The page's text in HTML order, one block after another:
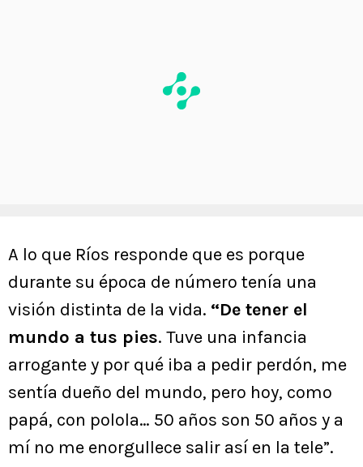
A lo que Ríos responde que es porque
durante su época de número tenía una
visión distinta de la vida. “De tener el
mundo a tus pies. Tuve una infancia
arrogante y por qué iba a pedir perdón, me
sentía dueño del mundo, pero hoy, como
papá, con polola… 50 años son 50 años y a
mí no me enorgullece salir así en la tele”.